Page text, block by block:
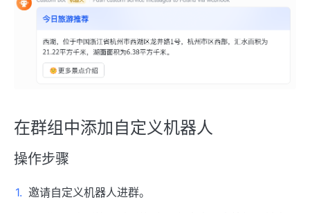
在群组中添加自定义机器人
操作步骤
邀请自定义机器人进群。